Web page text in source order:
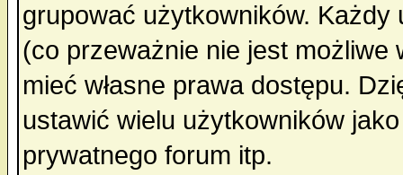
grupować użytkowników.
(co przeważnie nie jest
mieć własne prawa dostępu.
ustawić wielu użytkowników
prywatnego forum itp.